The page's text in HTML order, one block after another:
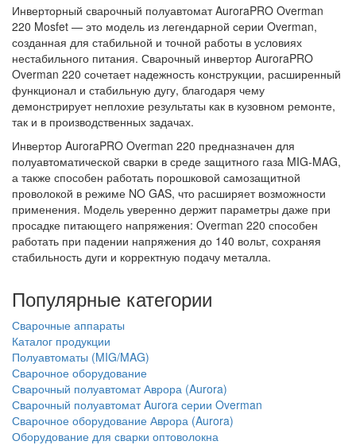
Инверторный сварочный полуавтомат AuroraPRO Overman
220 Mosfet — это модель из легендарной серии Overman,
созданная для стабильной и точной работы в условиях
нестабильного питания. Сварочный инвертор AuroraPRO
Overman 220 сочетает надежность конструкции, расширенный
функционал и стабильную дугу, благодаря чему
демонстрирует неплохие результаты как в кузовном ремонте,
так и в производственных задачах.
Инвертор AuroraPRO Overman 220 предназначен для
полуавтоматической сварки в среде защитного газа MIG-MAG,
а также способен работать порошковой самозащитной
проволокой в режиме NO GAS, что расширяет возможности
применения. Модель уверенно держит параметры даже при
просадке питающего напряжения: Overman 220 способен
работать при падении напряжения до 140 вольт, сохраняя
стабильность дуги и корректную подачу металла.
Популярные категории
Сварочные аппараты
Каталог продукции
Полуавтоматы (MIG/MAG)
Сварочное оборудование
Сварочный полуавтомат Аврора (Aurora)
Сварочный полуавтомат Aurora серии Overman
Сварочное оборудование Аврора (Aurora)
Оборудование для сварки оптоволокна